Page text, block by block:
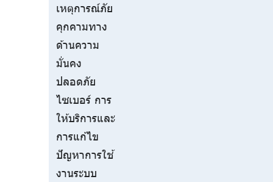
เหตุการณ์ภัย
คุกคามทาง
ด้านความ
มั่นคง
ปลอดภัย
ไซเบอร์ การ
ให้บริการและ
การแก้ไข
ปัญหาการใช้
งานระบบ